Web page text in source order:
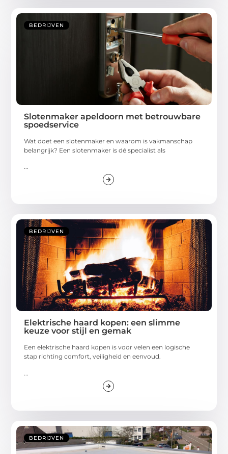
BEDRIJVEN
Slotenmaker apeldoorn met betrouwbare
spoedservice
Wat doet een slotenmaker en waarom is vakmanschap
belangrijk? Een slotenmaker is dé specialist als
...
BEDRIJVEN
Elektrische haard kopen: een slimme
keuze voor stijl en gemak
Een elektrische haard kopen is voor velen een logische
stap richting comfort, veiligheid en eenvoud.
BEDRIJVEN